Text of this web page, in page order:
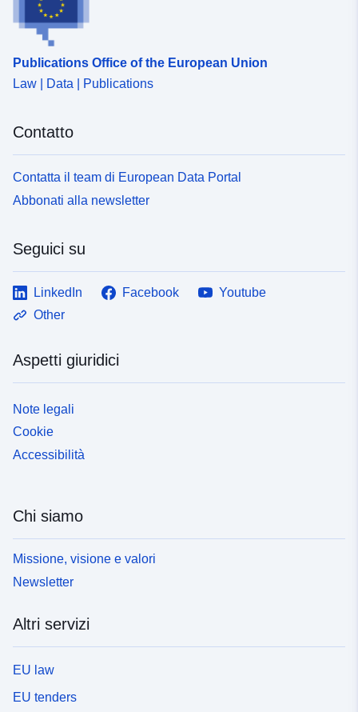
Publications Office of the European Union
Law | Data | Publications
Contatto
Contatta il team di European Data Portal
Abbonati alla newsletter
Seguici su
LinkedIn Facebook
Youtube
Other
Aspetti giuridici
Note legali
Cookie
Accessibilità
Chi siamo
Missione, visione e valori
Newsletter
Altri servizi
EU law
EU tenders